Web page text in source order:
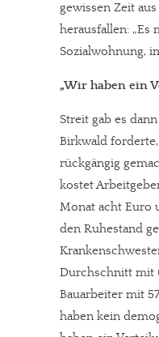
gewissen Zeit
herausfallen: „Es
Sozialwohnung,
„Wir haben ein
Streit gab es
Birkwald forderte,
rückgängig
kostet
Monat acht Euro
den Ruhestand
Durchschnitt mit
Bauarbeiter mit
haben kein